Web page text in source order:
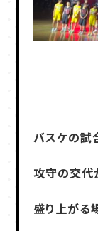
バスケの試
攻守の交代
盛り上がる